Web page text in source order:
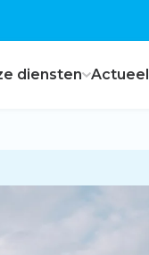
diensten Actueel